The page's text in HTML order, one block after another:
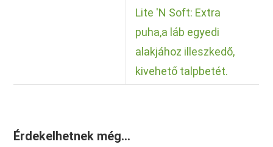
Lite 'N Soft: Extra
puha,a láb egyedi
alakjához illeszkedő,
kivehető talpbetét.
Érdekelhetnek még…